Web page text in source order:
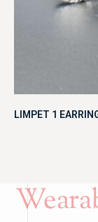
LIMPET 1